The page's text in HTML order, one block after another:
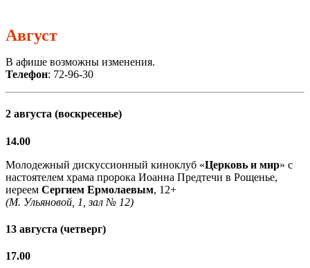
Август
В афише возможны изменения.
Телефон: 72-96-30
2 августа (воскресенье)
14.00
Молодежный дискуссионный киноклуб «Церковь и мир» с
настоятелем храма пророка Иоанна Предтечи в Рощенье,
иереем Сергием Ермолаевым, 12+
(М. Ульяновой, 1, зал № 12)
13 августа (четверг)
17.00